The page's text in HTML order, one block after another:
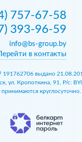
757-67-58
393-96-59
info@bs-group.by
в контакты
191762706 выдано
ул. Кропоткина, 91, Р/с:
круглосуточно.